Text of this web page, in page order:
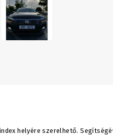
helyére szerelhető.